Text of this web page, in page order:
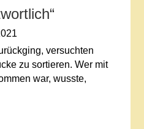
versuchten
zu sortieren. Wer mit
war, wusste,